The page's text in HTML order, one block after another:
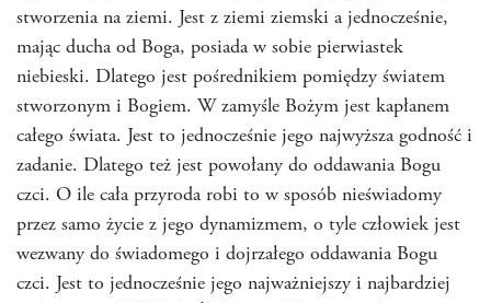
stworzenia na ziemi. Jest z ziemi ziemski a jednocześnie,
mając ducha od Boga, posiada w sobie pierwiastek
niebieski. Dlatego jest pośrednikiem pomiędzy światem
stworzonym i Bogiem. W zamyśle Bożym jest kapłanem
całego świata. Jest to jednocześnie jego najwyższa godność i
zadanie. Dlatego też jest powołany do oddawania Bogu
czci. O ile cała przyroda robi to w sposób nieświadomy
przez samo życie z jego dynamizmem, o tyle człowiek jest
wezwany do świadomego i dojrzałego oddawania Bogu
czci. Jest to jednocześnie jego najważniejszy i najbardziej